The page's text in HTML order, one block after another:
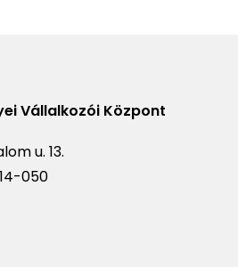
Vállalkozói Központ
u. 13.
050